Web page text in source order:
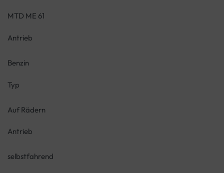
MTD ME 61
Antrieb
Benzin
Typ
Auf Rädern
Antrieb
selbstfahrend